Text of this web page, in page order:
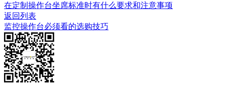
在定制操作台坐席标准时有什么要求和注意事项
返回列表
监控操作台必须看的选购技巧